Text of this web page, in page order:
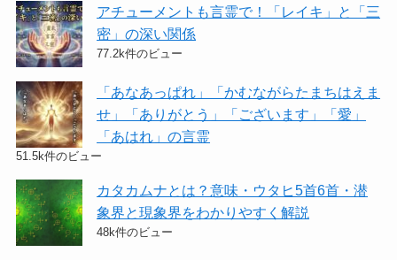
アチューメントも言霊で！「レイキ」と「三
密」の深い関係
77.2k件のビュー
「あなあっぱれ」「かむながらたまちはえま
せ」「ありがとう」「ございます」「愛」
「あはれ」の言霊
51.5k件のビュー
カタカムナとは？意味・ウタヒ5首6首・潜
象界と現象界をわかりやすく解説
48k件のビュー